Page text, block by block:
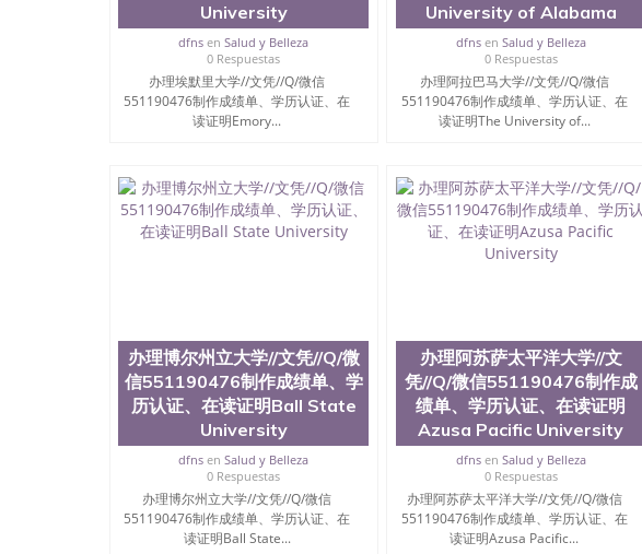
University
dfns enSalud y Belleza
0 Respuestas
办理埃默里大学//文凭//Q/微信
551190476制作成绩单、学历认证、在
读证明Emory...
University of Alabama
dfnsen Salud y Belleza
0 Respuestas
办理阿拉巴马大学//文凭//Q/微信
551190476制作成绩单、学历认证、在
读证明The University of...
办理博尔州立大学//文凭//Q/微
信551190476制作成绩单、学
历认证、在读证明Ball State
University
dfns enSalud y Belleza
0 Respuestas
办理博尔州立大学//文凭//Q/微信
551190476制作成绩单、学历认证、在
读证明Ball State...
办理阿苏萨太平洋大学//文
凭//Q/微信551190476制作成
绩单、学历认证、在读证明
Azusa Pacific University
dfnsen Salud y Belleza
0 Respuestas
办理阿苏萨太平洋大学//文凭//Q/微信
551190476制作成绩单、学历认证、在
读证明Azusa Pacific...